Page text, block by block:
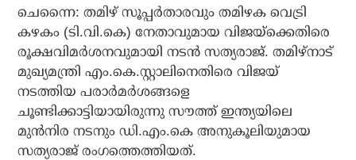
ചെന്നൈ: തമിഴ് സൂപ്പര്‍താരവും തമിഴക വെട്രി
കഴകം (ടി.വി.കെ) നേതാവുമായ വിജയ്‌ക്കെതിരെ
രൂക്ഷവിമര്‍ശനവുമായി നടന്‍ സത്യരാജ്. തമിഴ്‌നാട്
മുഖ്യമന്ത്രി എം.കെ.സ്റ്റാലിനെതിരെ വിജയ്
നടത്തിയ പരാര്‍മര്‍ശങ്ങളെ
ചൂണ്ടിക്കാട്ടിയായിരുന്നു സൗത്ത് ഇന്ത്യയിലെ
മുന്‍നിര നടനും ഡി.എം.കെ അനുകൂലിയുമായ
സത്യരാജ് രംഗത്തെത്തിയത്.